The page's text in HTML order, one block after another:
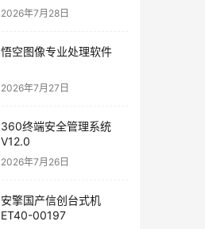
2026年7月28日
悟空图像专业处理软件
2026年7月27日
360终端安全管理系统
V12.0
2026年7月26日
安擎国产信创台式机
ET40-00197